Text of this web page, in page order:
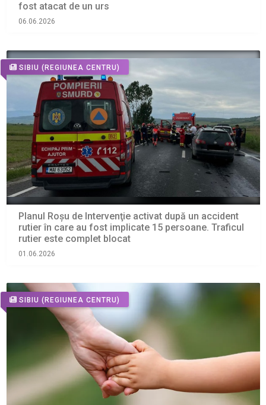
fost atacat de un urs
06.06.2026
SIBIU (REGIUNEA CENTRU)
Planul Roşu de Intervenţie activat după un accident
rutier în care au fost implicate 15 persoane. Traficul
rutier este complet blocat
01.06.2026
SIBIU (REGIUNEA CENTRU)